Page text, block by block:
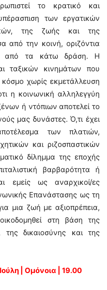
το κρατικό και
των εργατικών
της ζωής και της
από την κοινή, οριζόντια
από τα κάτω δράση. Η
ταξικών κινημάτων που
χωρίς εκμετάλλευση
η κοινωνική αλληλεγγύη
ή ντόπιων αποτελεί το
μας δυνάστες. Ό,τι έχει
των πλατιών,
και ριζοσπαστικών
δίλημμα της εποχής
βαρβαρότητα ή
εμείς ως αναρχικοί/ες
Επανάστασης ως τη
μια ζωή με αξιοπρέπεια,
στη βάση της
της δικαιοσύνης και της
| Ομόνοια | 19.00